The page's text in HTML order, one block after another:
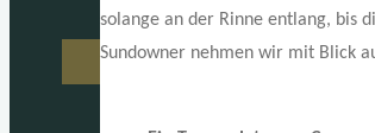
solange an der Rinne entlang, bis
Sundowner nehmen wir mit Blick